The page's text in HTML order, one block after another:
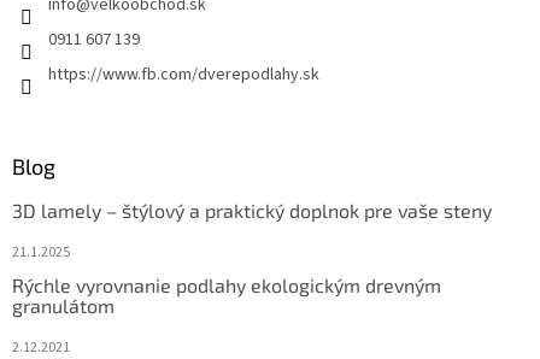
0911 607 139
https://www.fb.com/dverepodlahy.sk
Blog
3D lamely – štýlový a praktický doplnok pre vaše steny
21.1.2025
Rýchle vyrovnanie podlahy ekologickým drevným
granulátom
2.12.2021